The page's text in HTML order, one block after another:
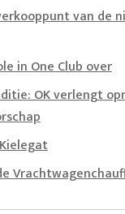
van de
in One Club over
OK verlengt